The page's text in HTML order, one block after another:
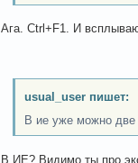
Ага. Ctrl+F1. И
usual_user пишет:
В ие уже можно две
В ИЕ? Видимо ты про